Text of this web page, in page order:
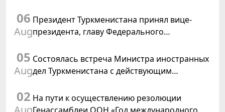
Туркменистане
06
Aug
Президент Туркменистана принял вице-
президента, главу Федерального
Швейцарской Конфедерации
05
Aug
Состоялась встреча Министра иностранных
дел Туркменистана с действующим
02 На пути к осуществлению резолюции